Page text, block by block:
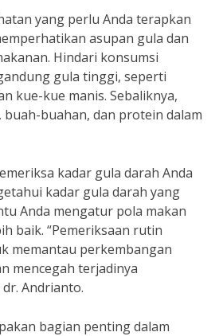
yang perlu Anda terapkan
asupan gula dan
Hindari konsumsi
gula tinggi, seperti
kue-kue manis. Sebaliknya,
buahan, dan protein dalam
kadar gula darah Anda
kadar gula darah yang
Anda mengatur pola makan
baik. “Pemeriksaan rutin
memantau perkembangan
mencegah terjadinya
Andrianto.
bagian penting dalam